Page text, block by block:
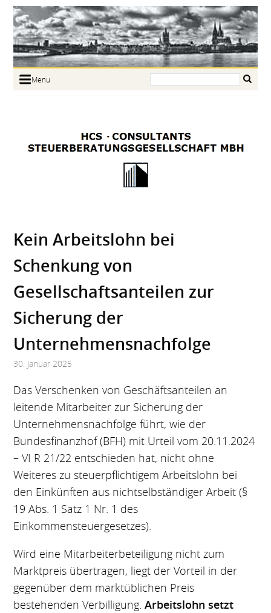
Menu
Links
Kein Arbeitslohn bei
Schenkung von
Gesellschaftsanteilen zur
Sicherung der
Unternehmensnachfolge
30. Januar 2025
Das Verschenken von Geschäftsanteilen an
leitende Mitarbeiter zur Sicherung der
Unternehmensnachfolge führt, wie der
Bundesfinanzhof (BFH) mit Urteil vom 20.11.2024
– VI R 21/22 entschieden hat, nicht ohne
Weiteres zu steuerpflichtigem Arbeitslohn bei
den Einkünften aus nichtselbständiger Arbeit (§
19 Abs. 1 Satz 1 Nr. 1 des
Einkommensteuergesetzes).
Wird eine Mitarbeiterbeteiligung nicht zum
Marktpreis übertragen, liegt der Vorteil in der
gegenüber dem marktüblichen Preis
bestehenden Verbilligung.Arbeitslohn setzt